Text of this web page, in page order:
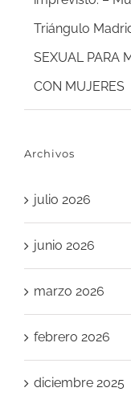
Triángulo
SEXUAL PARA
CON MUJERES
Archivos
julio 2026
junio 2026
marzo 2026
febrero 2026
diciembre 2025